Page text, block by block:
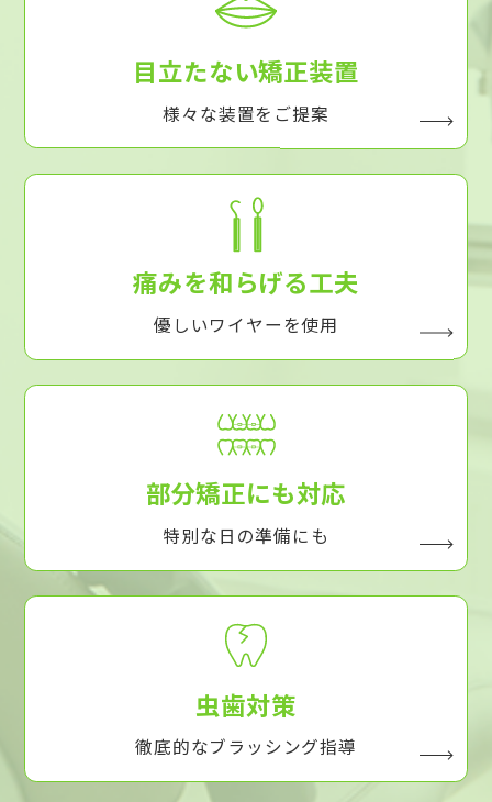
目立たない矯正装置
様々な装置をご提案
痛みを和らげる工夫
優しいワイヤーを使用
部分矯正にも対応
特別な日の準備にも
虫歯対策
徹底的なブラッシング指導